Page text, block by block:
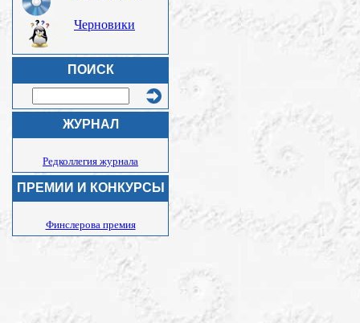
Черновики
ПОИСК
ЖУРНАЛ
Редколлегия журнала
ПРЕМИИ И КОНКУРСЫ
Финслерова премия